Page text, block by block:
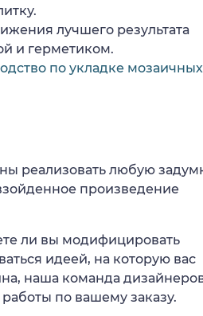
лучшего результата
и герметиком.
по укладке мозаичных
реализовать любую
произведение
ли вы модифицировать
идеей, на которую вас
наша команда
по вашему заказу.